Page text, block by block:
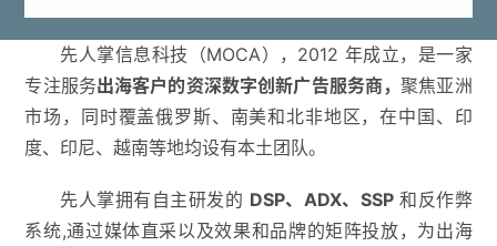
先人掌信息科技（MOCA），2012 年成立，是一家
专注服务出海客户的资深数字创新广告服务商，聚焦亚洲
市场，同时覆盖俄罗斯、南美和北非地区，在中国、印
度、印尼、越南等地均设有本土团队。
先人掌拥有自主研发的 DSP、ADX、SSP和反作弊
系统,通过媒体直采以及效果和品牌的矩阵投放，为出海